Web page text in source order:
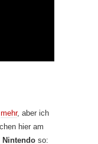
mehr, aber ich
hier am
Nintendo so: